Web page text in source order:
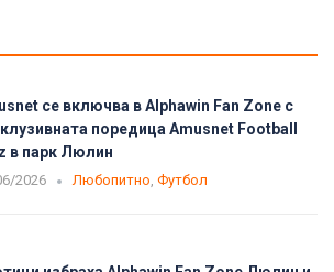
се включва в Alphawin Fan Zone с
поредица Amusnet Football
в парк Люлин
2026 Любопитно Футбол